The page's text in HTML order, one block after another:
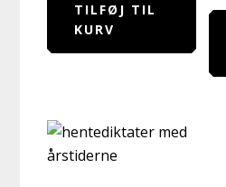
TILFØJ TIL
KURV